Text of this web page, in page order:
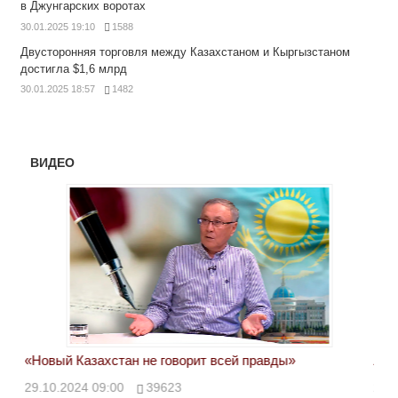
в Джунгарских воротах
30.01.2025 19:10 1588
Двусторонняя торговля между Казахстаном и Кыргызстаном
достигла $1,6 млрд
30.01.2025 18:57 1482
ВИДЕО
«Новый Казахстан не говорит всей правды»
29.10.2024 09:00 39623